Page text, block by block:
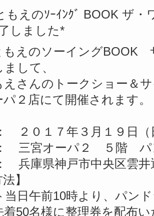
もえのｿｰｲﾝｸﾞ BOOK ザ
しました*
もえのソーイングBOOK
して、
えさんのトークショー＆
２店にて開催されます。
２０１７年３月１９日（
三宮オーパ２ ５階 パ
兵庫県神戸市中央区雲井
】
当日午前10時より、パン
着50名様に整理券を配布